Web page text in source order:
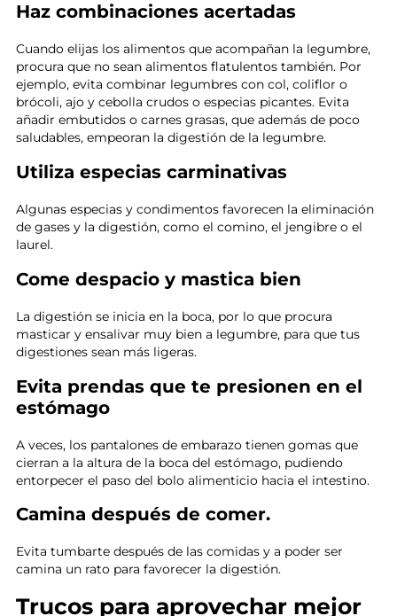
Haz combinaciones acertadas
Cuando elijas los alimentos que acompañan la legumbre,
procura que no sean alimentos flatulentos también. Por
ejemplo, evita combinar legumbres con col, coliflor o
brócoli, ajo y cebolla crudos o especias picantes. Evita
añadir embutidos o carnes grasas, que además de poco
saludables, empeoran la digestión de la legumbre.
Utiliza especias carminativas
Algunas especias y condimentos favorecen la eliminación
de gases y la digestión, como el comino, el jengibre o el
laurel.
Come despacio y mastica bien
La digestión se inicia en la boca, por lo que procura
masticar y ensalivar muy bien a legumbre, para que tus
digestiones sean más ligeras.
Evita prendas que te presionen en el
estómago
A veces, los pantalones de embarazo tienen gomas que
cierran a la altura de la boca del estómago, pudiendo
entorpecer el paso del bolo alimenticio hacia el intestino.
Camina después de comer.
Evita tumbarte después de las comidas y a poder ser
camina un rato para favorecer la digestión.
Trucos para aprovechar mejor